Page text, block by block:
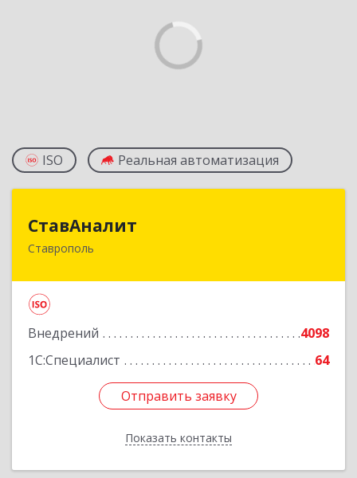
ISO Реальная автоматизация
СтавАналит
Ставрополь
Внедрений
4098
1С:Специалист
64
Отправить заявку
Показать контакты
355045, Ставропольский край, Ставрополь г,
Отправить заявку
Назад